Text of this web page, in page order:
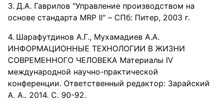
Д.А. Гаврилов "Управление производством на
основе стандарта MRP II" – СПб: Питер, 2003 г.
Шарафутдинов А.Г., Мухамадиев А.А.
ИНФОРМАЦИОННЫЕ ТЕХНОЛОГИИ В ЖИЗНИ
СОВРЕМЕННОГО ЧЕЛОВЕКА Материалы IV
международной научно-практической
конференции. Ответственный редактор: Зарайский
А. А.. 2014. С. 90-92.